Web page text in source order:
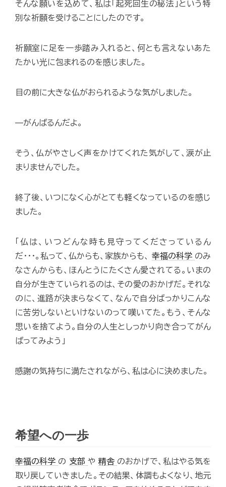
そんな願いを込めて、私は「起死回生の秘法」という特
別な祈願を受けることにしたのです。
祈願室に足を一歩踏み入れると、何とも言えないあた
たかい光に包まれるのを感じました。
目の前に大きな仏がおられるような気がしました。
—がんばるんだよ。
そう、仏がやさしく声をかけてくれた気がして、涙が止
まりませんでした。
終了後、いつになく心がとても軽くなっているのを感じ
ました。
「仏は、いつどんな時も見守ってくださっているん
だ･･･。私って、仏からも、家族からも、 幸福の科学 のみ
なさんからも、ほんとうにたくさん愛されてる。いまの
自分が生きていられるのは、その愛のおかげだ。それな
のに、進路が決まらなくて、なんで自分ばっかりこんな
に苦労しないといけないのって嘆いてた。もう、そんな
思いを捨てよう。自分の人生としっかり向き合ってがん
ばってみよう」
感謝の気持ちに満たされながら、私は心に決めました。
希望への一歩
幸福の科学 の 支部 や 精舎 のおかげで、私はやる気を
取り戻していきました。その結果、体調もよくなり、地元